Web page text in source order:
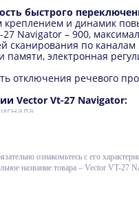
быстрого
креплением и динамик
Navigator – 900,
сканирования по
памяти, электронная
отключения речевого
Vector Vt-27 Navigator:
КСВ
- 18 Вт
памяти
ознакомьтесь с его
название товара – Vector VT-27